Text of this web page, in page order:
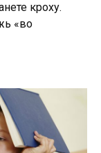
кроху.
«во